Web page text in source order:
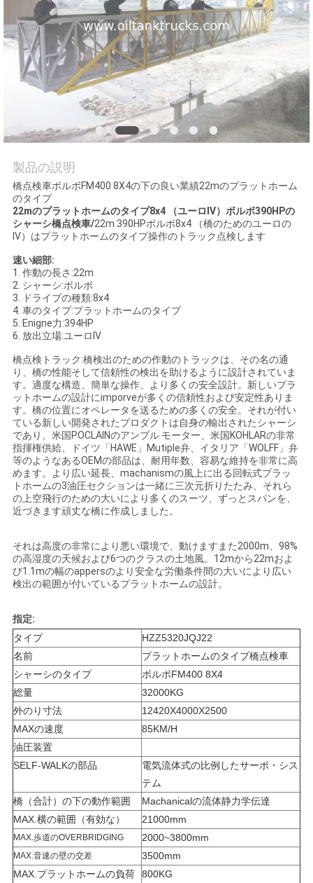
私
達
連
絡
し
な
さ
い
ニ
ュ
ー
ス
引
用
を
要
求
な
さ
い
地
図
プ
ラ
イ
製品の説明
橋点検車ボルボFM400 8X4の下の良い業績22mのプラットホーム
のタイプ
22mのプラットホームのタイプ8x4 （ユーロIV）ボルボ390HPの
シャーシ橋点検車/22m 390HPボルボ8x4 （橋のためのユーロの
IV）はプラットホームのタイプ操作のトラック点検します
速い細部:
1. 作動の長さ:22m
2. シャーシ:ボルボ
3. ドライブの種類:8x4
4. 車のタイプ:プラットホームのタイプ
5. Enigne力:394HP
6. 放出立場:ユーロIV
橋点検トラック:橋検出のための作動のトラックは、その名の通
り、橋の性能そして信頼性の検出を助けるように設計されていま
す。適度な構造、簡単な操作、より多くの安全設計。新しいプラ
ットホームの設計にimporveが多くの信頼性および安定性ありま
す。橋の位置にオペレータを送るための多くの安全。それが付い
ている新しい開発されたプロダクトは自身の輸出されたシャーシ
であり、米国POCLAINのアンブル モーター、米国KOHLARの非常
指揮権供給、ドイツ「HAWE」Mutiple弁、イタリア「WOLFF」弁
等のようなあるOEMの部品は、耐用年数、容易な維持を非常に高
めます。より広い延長、machanismの風上に出る回転式プラッ
トホームの3油圧セクションは一緒に三次元折りたたみ、それら
の上空飛行のための大いにより多くのスーツ、ずっとスパンを、
近づきます頑丈な橋に作成しました。
それは高度の非常により悪い環境で、動けますまた2000m、98%
の高湿度の天候および6つのクラスの土地風。12mから22mおよ
び1.1mの幅のappersのより安全な労働条件間の大いにより広い
検出の範囲が付いているプラットホームの設計。
指定:
タイプ
HZZ5320JQJ22
名前
プラットホームのタイプ橋点検車
シャーシのタイプ
ボルボFM400 8X4
総量
32000KG
外のり寸法
12420X4000X2500
MAXの速度
85KM/H
油圧装置
SELF-WALKの部品
電気流体式の比例したサーボ・シス
テム
橋（合計）の下の動作範囲
Machanicalの流体静力学伝達
MAX.横の範囲（有効な）
21000mm
MAX.歩道のOVERBRIDGING 2000~3800mm
MAX.音速の壁の交差
3500mm
MAX.プラットホームの負荷
800KG